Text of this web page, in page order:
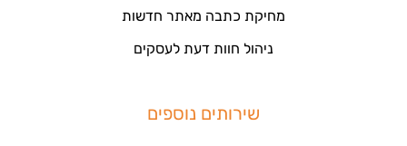
מחיקת כתבה מאתר חדשות
ניהול חוות דעת לעסקים
שירותים נוספים